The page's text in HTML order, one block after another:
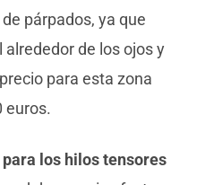
párpados, ya que
de los ojos y
para esta zona
euros.
los hilos tensores